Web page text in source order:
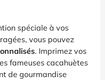
spéciale à vos
vous pouvez
. Imprimez vos
fameuses cacahuètes
de gourmandise